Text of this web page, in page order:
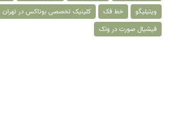
ویتیلیگو
خط فک کلینیک تخصصی بوتاکس در تهران
فیشیال صورت در ونک